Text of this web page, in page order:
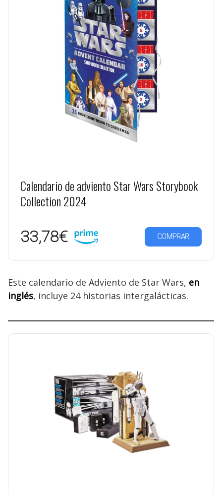
Calendario de adviento Star Wars Storybook
Collection 2024
33,78€ COMPRAR
Este calendario de Adviento de Star Wars, en
inglés, incluye 24 historias intergalácticas.